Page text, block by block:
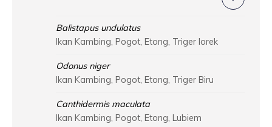
Balistapus undulatus
Ikan Kambing, Pogot, Etong, Triger lorek
Odonus niger
Ikan Kambing, Pogot, Etong, Triger Biru
Canthidermis maculata
Ikan Kambing, Pogot, Etong, Lubiem